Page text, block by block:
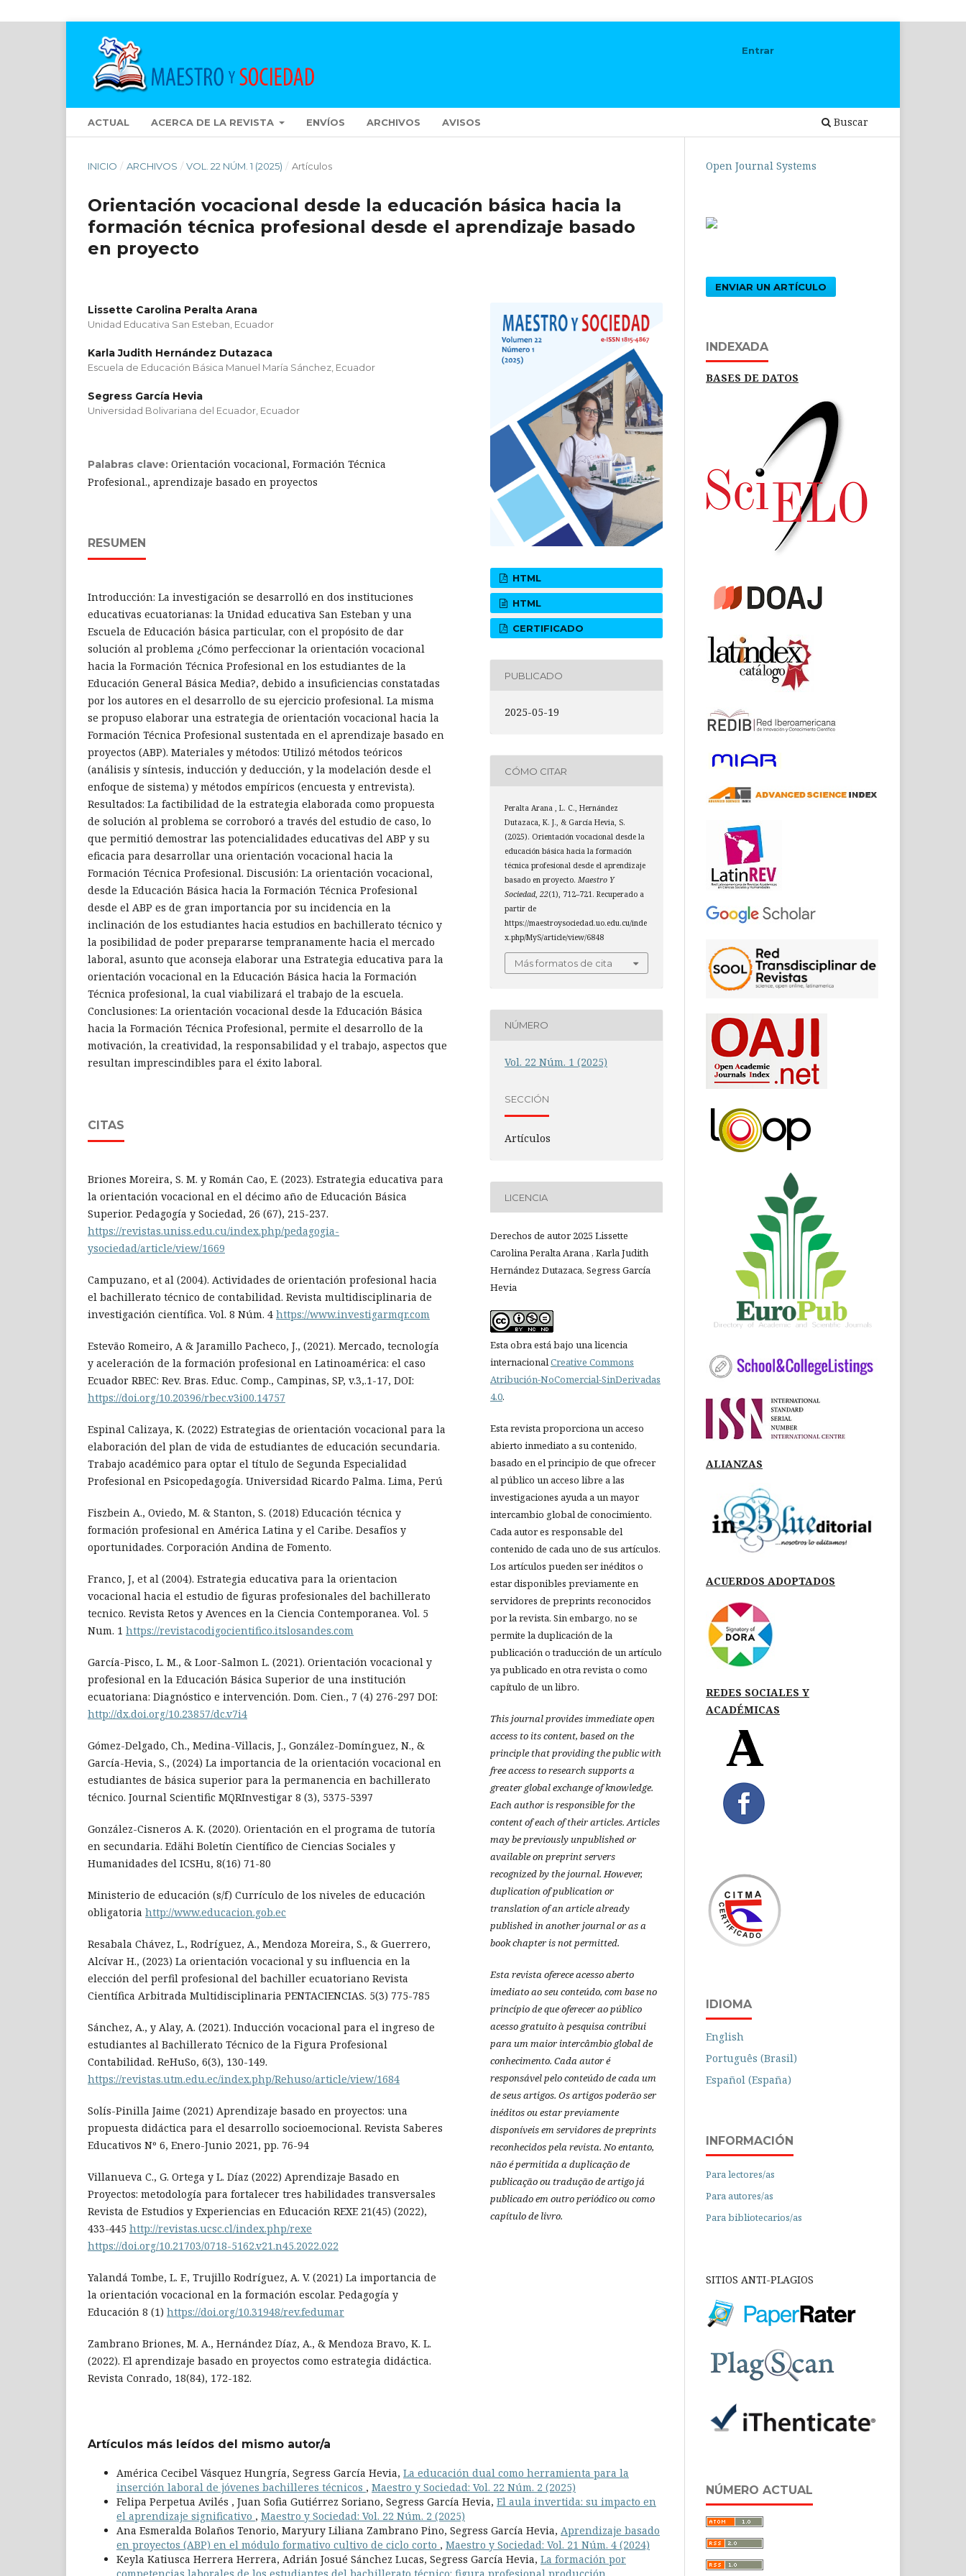
ACTUAL ACERCA DE LA REVISTA ENVÍOS ARCHIVOS AVISOS Buscar
Entrar
INICIO / ARCHIVOS / VOL. 22 NÚM. 1 (2025) / Artículos
Orientación vocacional desde la educación básica hacia la
formación técnica profesional desde el aprendizaje basado
en proyecto
Lissette Carolina Peralta Arana
Unidad Educativa San Esteban, Ecuador
Karla Judith Hernández Dutazaca
Escuela de Educación Básica Manuel María Sánchez, Ecuador
Segress García Hevia
Universidad Bolivariana del Ecuador, Ecuador
Palabras clave: Orientación vocacional, Formación Técnica
Profesional., aprendizaje basado en proyectos
RESUMEN
Introducción: La investigación se desarrolló en dos instituciones
educativas ecuatorianas: la Unidad educativa San Esteban y una
Escuela de Educación básica particular, con el propósito de dar
solución al problema ¿Cómo perfeccionar la orientación vocacional
hacia la Formación Técnica Profesional en los estudiantes de la
Educación General Básica Media?, debido a insuficiencias constatadas
por los autores en el desarrollo de su ejercicio profesional. La misma
se propuso elaborar una estrategia de orientación vocacional hacia la
Formación Técnica Profesional sustentada en el aprendizaje basado en
proyectos (ABP). Materiales y métodos: Utilizó métodos teóricos
(análisis y síntesis, inducción y deducción, y la modelación desde el
enfoque de sistema) y métodos empíricos (encuesta y entrevista).
Resultados: La factibilidad de la estrategia elaborada como propuesta
de solución al problema se corroboró a través del estudio de caso, lo
que permitió demostrar las potencialidades educativas del ABP y su
eficacia para desarrollar una orientación vocacional hacia la
Formación Técnica Profesional. Discusión: La orientación vocacional,
desde la Educación Básica hacia la Formación Técnica Profesional
desde el ABP es de gran importancia por su incidencia en la
inclinación de los estudiantes hacia estudios en bachillerato técnico y
la posibilidad de poder prepararse tempranamente hacia el mercado
laboral, asunto que aconseja elaborar una Estrategia educativa para la
orientación vocacional en la Educación Básica hacia la Formación
Técnica profesional, la cual viabilizará el trabajo de la escuela.
Conclusiones: La orientación vocacional desde la Educación Básica
hacia la Formación Técnica Profesional, permite el desarrollo de la
motivación, la creatividad, la responsabilidad y el trabajo, aspectos que
resultan imprescindibles para el éxito laboral.
CITAS
Briones Moreira, S. M. y Román Cao, E. (2023). Estrategia educativa para
la orientación vocacional en el décimo año de Educación Básica
Superior. Pedagogía y Sociedad, 26 (67), 215-237.
https://revistas.uniss.edu.cu/index.php/pedagogia-
ysociedad/article/view/1669
Campuzano, et al (2004). Actividades de orientación profesional hacia
el bachillerato técnico de contabilidad. Revista multidisciplinaria de
investigación científica. Vol. 8 Núm. 4 https://www.investigarmqr.com
Estevão Romeiro, A & Jaramillo Pacheco, J., (2021). Mercado, tecnología
y aceleración de la formación profesional en Latinoamérica: el caso
Ecuador RBEC: Rev. Bras. Educ. Comp., Campinas, SP, v.3,.1-17, DOI:
https://doi.org/10.20396/rbec.v3i00.14757
Espinal Calizaya, K. (2022) Estrategias de orientación vocacional para la
elaboración del plan de vida de estudiantes de educación secundaria.
Trabajo académico para optar el título de Segunda Especialidad
Profesional en Psicopedagogía. Universidad Ricardo Palma. Lima, Perú
Fiszbein A., Oviedo, M. & Stanton, S. (2018) Educación técnica y
formación profesional en América Latina y el Caribe. Desafíos y
oportunidades. Corporación Andina de Fomento.
Franco, J, et al (2004). Estrategia educativa para la orientacion
vocacional hacia el estudio de figuras profesionales del bachillerato
tecnico. Revista Retos y Avences en la Ciencia Contemporanea. Vol. 5
Num. 1 https://revistacodigocientifico.itslosandes.com
García-Pisco, L. M., & Loor-Salmon L. (2021). Orientación vocacional y
profesional en la Educación Básica Superior de una institución
ecuatoriana: Diagnóstico e intervención. Dom. Cien., 7 (4) 276-297 DOI:
http://dx.doi.org/10.23857/dc.v7i4
Gómez-Delgado, Ch., Medina-Villacis, J., González-Domínguez, N., &
García-Hevia, S., (2024) La importancia de la orientación vocacional en
estudiantes de básica superior para la permanencia en bachillerato
técnico. Journal Scientific MQRInvestigar 8 (3), 5375-5397
González-Cisneros A. K. (2020). Orientación en el programa de tutoría
en secundaria. Edähi Boletín Científico de Ciencias Sociales y
Humanidades del ICSHu, 8(16) 71-80
Ministerio de educación (s/f) Currículo de los niveles de educación
obligatoria http://www.educacion.gob.ec
Resabala Chávez, L., Rodríguez, A., Mendoza Moreira, S., & Guerrero,
Alcívar H., (2023) La orientación vocacional y su influencia en la
elección del perfil profesional del bachiller ecuatoriano Revista
Científica Arbitrada Multidisciplinaria PENTACIENCIAS. 5(3) 775-785
Sánchez, A., y Alay, A. (2021). Inducción vocacional para el ingreso de
estudiantes al Bachillerato Técnico de la Figura Profesional
Contabilidad. ReHuSo, 6(3), 130-149.
https://revistas.utm.edu.ec/index.php/Rehuso/article/view/1684
Solís-Pinilla Jaime (2021) Aprendizaje basado en proyectos: una
propuesta didáctica para el desarrollo socioemocional. Revista Saberes
Educativos Nº 6, Enero-Junio 2021, pp. 76-94
Villanueva C., G. Ortega y L. Díaz (2022) Aprendizaje Basado en
Proyectos: metodología para fortalecer tres habilidades transversales
Revista de Estudios y Experiencias en Educación REXE 21(45) (2022),
433-445 http://revistas.ucsc.cl/index.php/rexe
https://doi.org/10.21703/0718-5162.v21.n45.2022.022
Yalandá Tombe, L. F., Trujillo Rodríguez, A. V. (2021) La importancia de
la orientación vocacional en la formación escolar. Pedagogía y
Educación 8 (1) https://doi.org/10.31948/rev.fedumar
Zambrano Briones, M. A., Hernández Díaz, A., & Mendoza Bravo, K. L.
(2022). El aprendizaje basado en proyectos como estrategia didáctica.
Revista Conrado, 18(84), 172-182.
HTML
HTML
CERTIFICADO
PUBLICADO
2025-05-19
CÓMO CITAR
Peralta Arana , L. C., Hernández
Dutazaca, K. J., & García Hevia, S.
(2025). Orientación vocacional desde la
educación básica hacia la formación
técnica profesional desde el aprendizaje
basado en proyecto.Maestro Y
Sociedad,22(1), 712–721. Recuperado a
partir de
https://maestroysociedad.uo.edu.cu/inde
x.php/MyS/article/view/6848
Más formatos de cita
NÚMERO
Vol. 22 Núm. 1 (2025)
SECCIÓN
Artículos
LICENCIA
Derechos de autor 2025 Lissette
Carolina Peralta Arana , Karla Judith
Hernández Dutazaca, Segress García
Hevia
Esta obra está bajo una licencia
internacionalCreative Commons
Atribución-NoComercial-SinDerivadas
4.0.
Esta revista proporciona un acceso
abierto inmediato a su contenido,
basado en el principio de que ofrecer
al público un acceso libre a las
investigaciones ayuda a un mayor
intercambio global de conocimiento.
Cada autor es responsable del
contenido de cada uno de sus artículos.
Los artículos pueden ser inéditos o
estar disponibles previamente en
servidores de preprints reconocidos
por la revista. Sin embargo, no se
permite la duplicación de la
publicación o traducción de un artículo
ya publicado en otra revista o como
capítulo de un libro.
This journal provides immediate open
access to its content, based on the
principle that providing the public with
free access to research supports a
greater global exchange of knowledge.
Each author is responsible for the
content of each of their articles. Articles
may be previously unpublished or
available on preprint servers
recognized by the journal. However,
duplication of publication or
translation of an article already
published in another journal or as a
book chapter is not permitted.
Esta revista oferece acesso aberto
imediato ao seu conteúdo, com base no
princípio de que oferecer ao público
acesso gratuito à pesquisa contribui
para um maior intercâmbio global de
conhecimento. Cada autor é
responsável pelo conteúdo de cada um
de seus artigos. Os artigos poderão ser
inéditos ou estar previamente
disponíveis em servidores de preprints
reconhecidos pela revista. No entanto,
não é permitida a duplicação de
publicação ou tradução de artigo já
publicado em outro periódico ou como
capítulo de livro.
Artículos más leídos del mismo autor/a
América Cecibel Vásquez Hungría, Segress García Hevia, La educación dual como herramienta para la
inserción laboral de jóvenes bachilleres técnicos , Maestro y Sociedad: Vol. 22 Núm. 2 (2025)
Felipa Perpetua Avilés , Juan Sofia Gutiérrez Soriano, Segress García Hevia, El aula invertida: su impacto en
el aprendizaje significativo , Maestro y Sociedad: Vol. 22 Núm. 2 (2025)
Ana Esmeralda Bolaños Tenorio, Maryury Liliana Zambrano Pino, Segress García Hevia, Aprendizaje basado
en proyectos (ABP) en el módulo formativo cultivo de ciclo corto , Maestro y Sociedad: Vol. 21 Núm. 4 (2024)
Keyla Katiusca Herrera Herrera, Adrián Josué Sánchez Lucas, Segress García Hevia, La formación por
Open Journal Systems
ENVIAR UN ARTÍCULO
INDEXADA
BASES DE DATOS
ALIANZAS
ACUERDOS ADOPTADOS
REDES SOCIALES Y
ACADÉMICAS
IDIOMA
English
Português (Brasil)
Español (España)
INFORMACIÓN
Para lectores/as
Para autores/as
Para bibliotecarios/as
SITIOS ANTI-PLAGIOS
NÚMERO ACTUAL